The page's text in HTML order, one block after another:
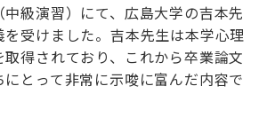
級演習）にて、広島大学の吉本先
受けました。吉本先生は本学心理
得されており、これから卒業論文
とって非常に示唆に富んだ内容で